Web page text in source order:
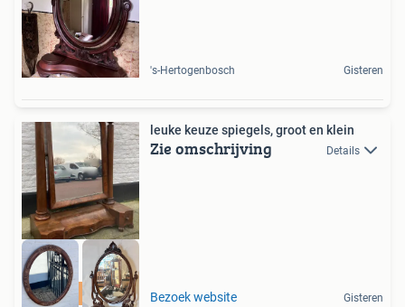
's-Hertogenbosch Gisteren
Alphen ad Rijn
leuke keuze spiegels, groot en klein
Zie omschrijving Details
Bezoek website Gisteren